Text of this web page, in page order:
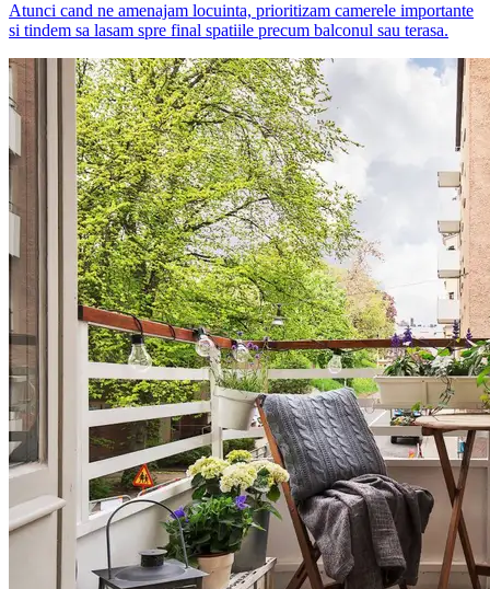
Atunci cand ne amenajam locuinta, prioritizam camerele importante
si tindem sa lasam spre final spatiile precum balconul sau terasa.